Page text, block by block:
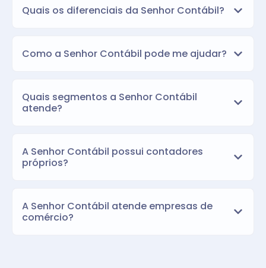
Quais os diferenciais da Senhor Contábil?
Como a Senhor Contábil pode me ajudar?
Quais segmentos a Senhor Contábil
atende?
A Senhor Contábil possui contadores
próprios?
A Senhor Contábil atende empresas de
comércio?